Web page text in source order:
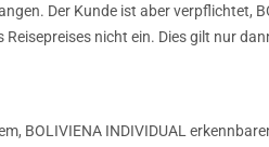
Der Kunde ist aber verpflichtet,
nicht ein. Dies gilt nur
BOLIVIENA INDIVIDUAL